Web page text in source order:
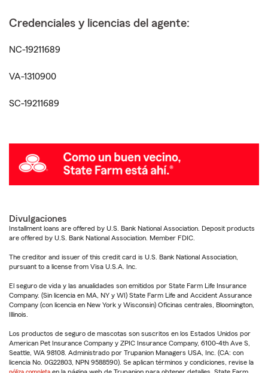
Credenciales y licencias del agente:
NC-19211689
VA-1310900
SC-19211689
Divulgaciones
Installment loans are offered by U.S. Bank National Association. Deposit products
are offered by U.S. Bank National Association. Member FDIC.
The creditor and issuer of this credit card is U.S. Bank National Association,
pursuant to a license from Visa U.S.A. Inc.
El seguro de vida y las anualidades son emitidos por State Farm Life Insurance
Company. (Sin licencia en MA, NY y WI) State Farm Life and Accident Assurance
Company (con licencia en New York y Wisconsin) Oficinas centrales, Bloomington,
Illinois.
Los productos de seguro de mascotas son suscritos en los Estados Unidos por
American Pet Insurance Company y ZPIC Insurance Company, 6100-4th Ave S,
Seattle, WA 98108. Administrado por Trupanion Managers USA, Inc. (CA: con
licencia No. 0G22803, NPN 9588590). Se aplican términos y condiciones, revise la